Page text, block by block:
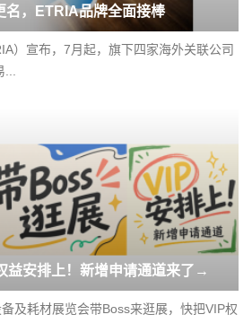
名，ETRIA品牌全面接棒
）宣布，7月起，旗下四家海外关联公司
益安排上！新增申请通道来了→
及耗材展览会带Boss来逛展，快把VIP权